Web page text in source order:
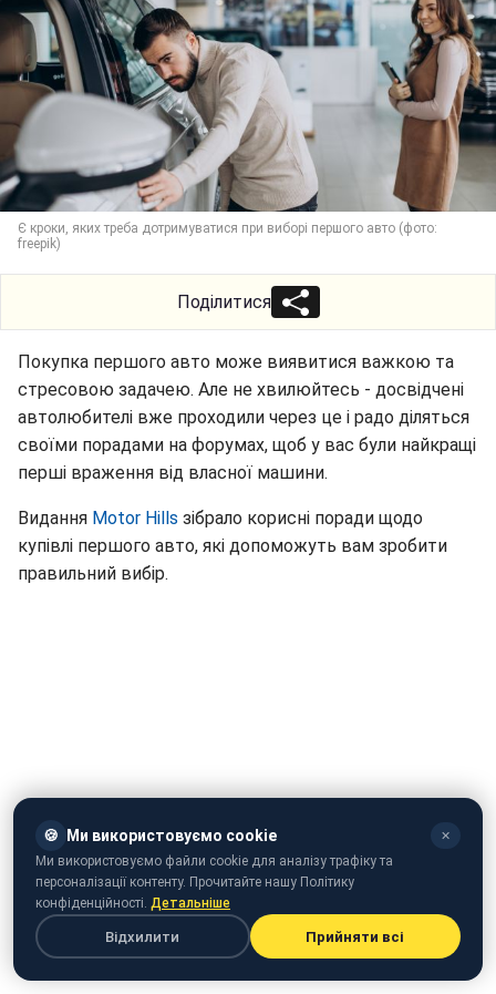
Є кроки, яких треба дотримуватися при виборі першого авто (фото:
freepik)
Поділитися
Покупка першого авто може виявитися важкою та
стресовою задачею. Але не хвилюйтесь - досвідчені
автолюбителі вже проходили через це і радо діляться
своїми порадами на форумах, щоб у вас були найкращі
перші враження від власної машини.
Видання Motor Hills зібрало корисні поради щодо
купівлі першого авто, які допоможуть вам зробити
правильний вибір.
🍪 Ми використовуємо cookie ✕
Ми використовуємо файли cookie для аналізу трафіку та
персоналізації контенту. Прочитайте нашу Політику
конфіденційності. Детальніше
Відхилити Прийняти всі